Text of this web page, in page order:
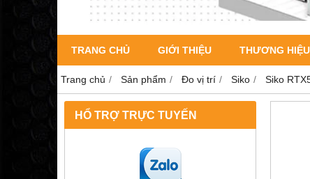
TRANG CHỦ GIỚI THIỆU THƯƠNG HIỆU
Trang chủ Sản phẩm Đo vị trí Siko Siko
HỔ TRỢ TRỰC TUYẾN